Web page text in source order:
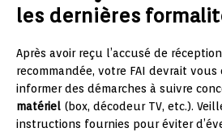
les dernières
Après avoir reçu l’accusé de
recommandée, votre FAI devrait
informer des démarches à suivre
matériel (box, décodeur TV, etc.).
instructions fournies pour éviter